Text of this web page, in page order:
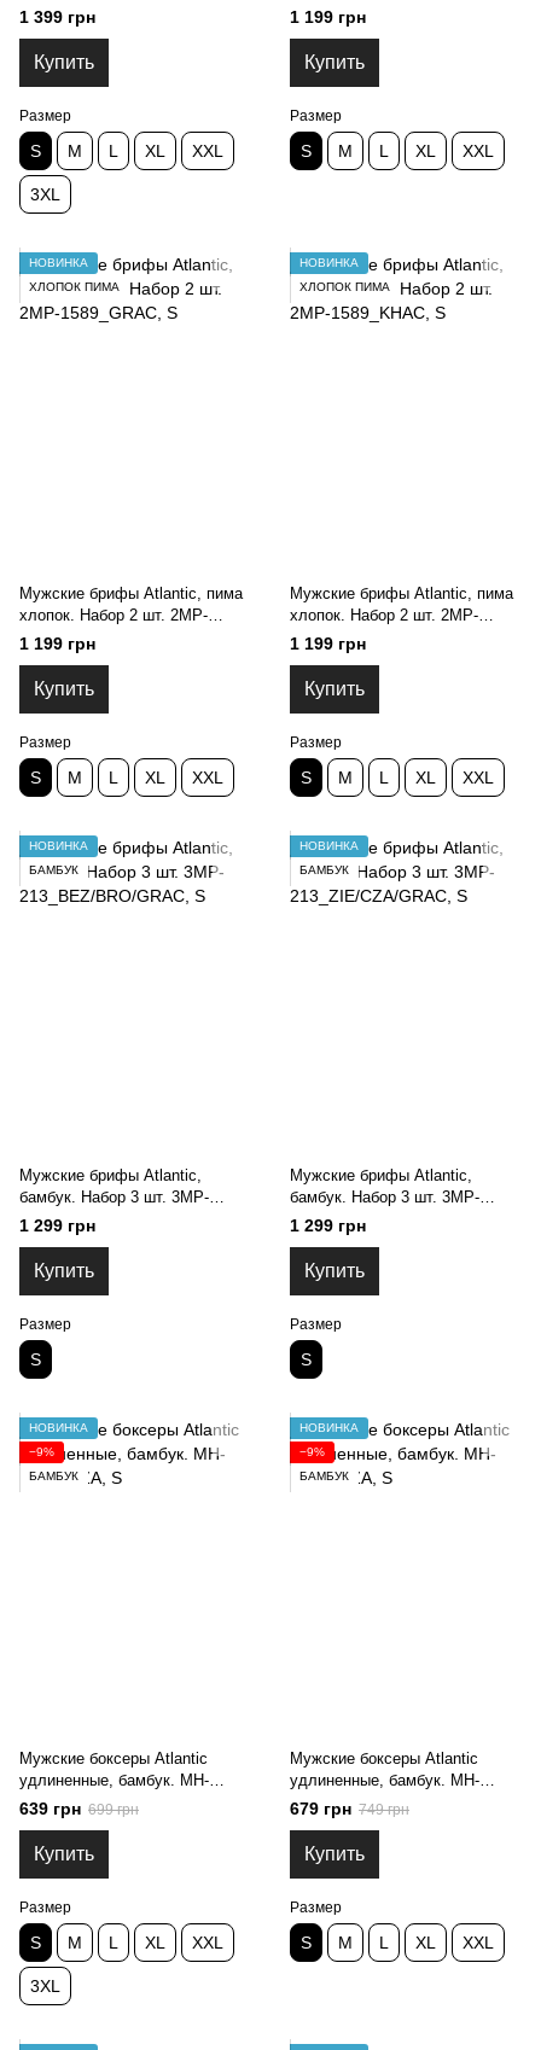
1203_KHAC, S
1 399 грн
Купить
Размер
S M L XL XXL
3XL
1589_BRO, S
1 199 грн
Купить
Размер
S M L XL XXL
НОВИНКА
ХЛОПОК ПИМА
Мужские брифы Atlantic, пима
хлопок. Набор 2 шт. 2MP-
1589_GRAC, S
1 199 грн
Купить
Размер
S M L XL XXL
НОВИНКА
ХЛОПОК ПИМА
Мужские брифы Atlantic, пима
хлопок. Набор 2 шт. 2MP-
1589_KHAC, S
1 199 грн
Купить
Размер
S M L XL XXL
НОВИНКА
БАМБУК
Мужские брифы Atlantic,
бамбук. Набор 3 шт. 3MP-
213_BEZ/BRO/GRAC, S
1 299 грн
Купить
Размер
S
НОВИНКА
БАМБУК
Мужские брифы Atlantic,
бамбук. Набор 3 шт. 3MP-
213_ZIE/CZA/GRAC, S
1 299 грн
Купить
Размер
S
НОВИНКА
−9%
БАМБУК
Мужские боксеры Atlantic
удлиненные, бамбук. MH-
1207_CZA, S
639 грн 699 грн
Купить
Размер
S M L XL XXL
3XL
НОВИНКА
−9%
БАМБУК
Мужские боксеры Atlantic
удлиненные, бамбук. MH-
1208_CZA, S
679 грн 749 грн
Купить
Размер
S M L XL XXL